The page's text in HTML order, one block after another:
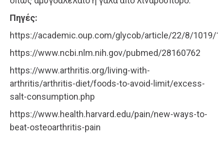
Πηγές:
https://academic.oup.com/glycob/article/22/8/1019/
https://www.ncbi.nlm.nih.gov/pubmed/28160762
https://www.arthritis.org/living-with-
arthritis/arthritis-diet/foods-to-avoid-limit/excess-
salt-consumption.php
https://www.health.harvard.edu/pain/new-ways-to-
beat-osteoarthritis-pain